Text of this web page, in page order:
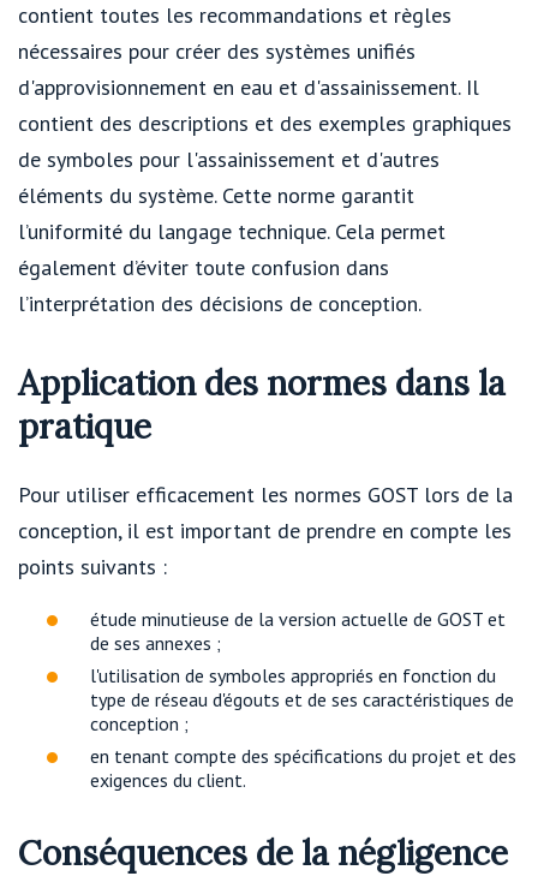
contient toutes les recommandations et règles
nécessaires pour créer des systèmes unifiés
d'approvisionnement en eau et d'assainissement. Il
contient des descriptions et des exemples graphiques
de symboles pour l'assainissement et d'autres
éléments du système. Cette norme garantit
l’uniformité du langage technique. Cela permet
également d’éviter toute confusion dans
l’interprétation des décisions de conception.
Application des normes dans la
pratique
Pour utiliser efficacement les normes GOST lors de la
conception, il est important de prendre en compte les
points suivants :
étude minutieuse de la version actuelle de GOST et
de ses annexes ;
l'utilisation de symboles appropriés en fonction du
type de réseau d'égouts et de ses caractéristiques de
conception ;
en tenant compte des spécifications du projet et des
exigences du client.
Conséquences de la négligence